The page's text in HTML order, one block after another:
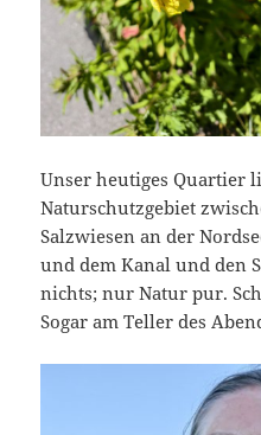
Unser heutiges Quartier
Naturschutzgebiet
Salzwiesen an der
und dem Kanal und den
nichts; nur Natur pur.
Sogar am Teller des